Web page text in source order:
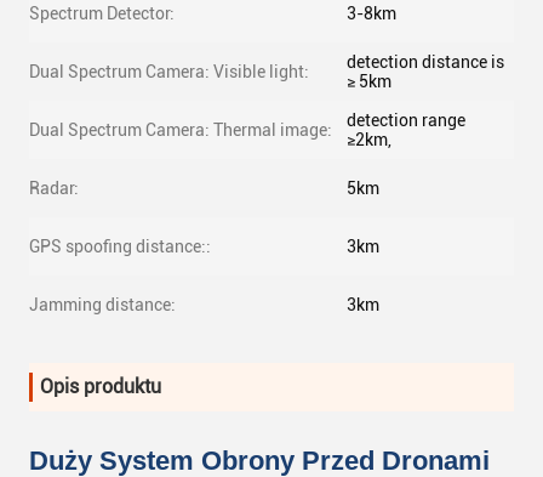
Spectrum Detector: 3-8km
Dual Spectrum Camera: Visible light:
detection distance is
≥ 5km
Dual Spectrum Camera: Thermal image:
detection range
≥2km,
Radar: 5km
GPS spoofing distance:: 3km
Jamming distance: 3km
Opis produktu
Duży System Obrony Przed Dronami